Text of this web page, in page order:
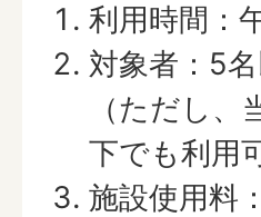
利用時間：
対象者：5
（ただし
下でも利用
施設使用料